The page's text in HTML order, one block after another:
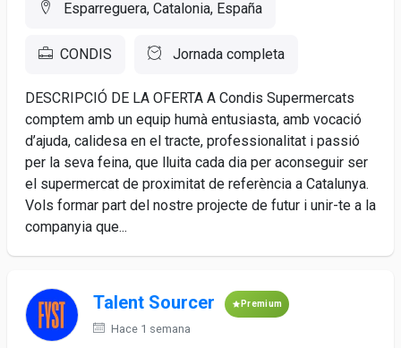
Esparreguera, Catalonia, España
CONDIS Jornada completa
DESCRIPCIÓ DE LA OFERTA A Condis Supermercats
comptem amb un equip humà entusiasta, amb vocació
d’ajuda, calidesa en el tracte, professionalitat i passió
per la seva feina, que lluita cada dia per aconseguir ser
el supermercat de proximitat de referència a Catalunya.
Vols formar part del nostre projecte de futur i unir-te a la
companyia que...
Talent Sourcer Premium
Hace 1 semana